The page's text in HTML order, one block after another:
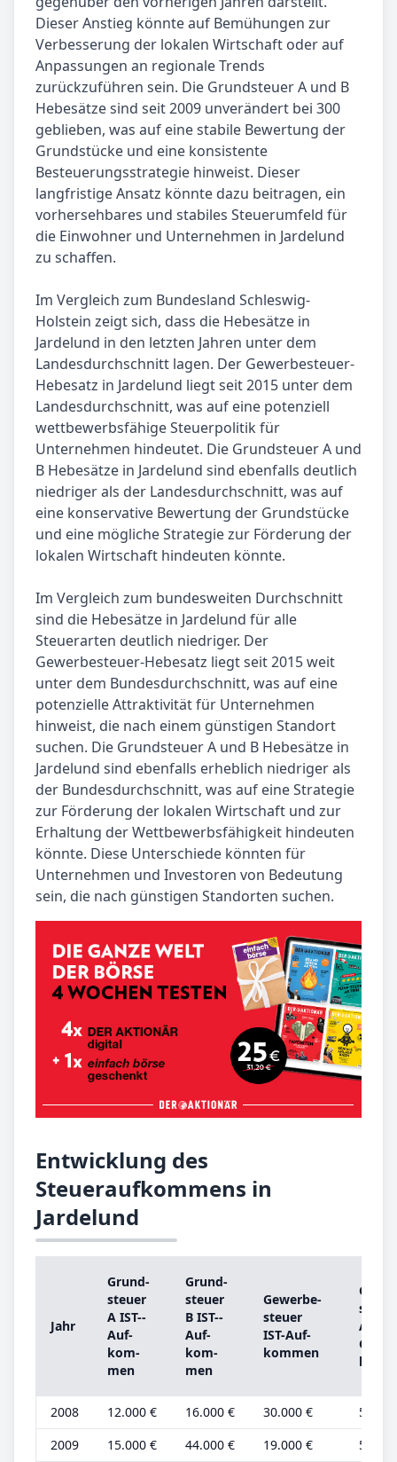
Dieser Anstieg könnte auf Bemühungen zur
Verbesserung der lokalen Wirtschaft oder auf
Anpassungen an regionale Trends
zurückzuführen sein. Die Grundsteuer A und B
Hebesätze sind seit 2009 unverändert bei 300
geblieben, was auf eine stabile Bewertung der
Grundstücke und eine konsistente
Besteuerungsstrategie hinweist. Dieser
langfristige Ansatz könnte dazu beitragen, ein
vorhersehbares und stabiles Steuerumfeld für
die Einwohner und Unternehmen in Jardelund
zu schaffen.
Im Vergleich zum Bundesland Schleswig-
Holstein zeigt sich, dass die Hebesätze in
Jardelund in den letzten Jahren unter dem
Landesdurchschnitt lagen. Der Gewerbesteuer-
Hebesatz in Jardelund liegt seit 2015 unter dem
Landesdurchschnitt, was auf eine potenziell
wettbewerbsfähige Steuerpolitik für
Unternehmen hindeutet. Die Grundsteuer A und
B Hebesätze in Jardelund sind ebenfalls deutlich
niedriger als der Landesdurchschnitt, was auf
eine konservative Bewertung der Grundstücke
und eine mögliche Strategie zur Förderung der
lokalen Wirtschaft hindeuten könnte.
Im Vergleich zum bundesweiten Durchschnitt
sind die Hebesätze in Jardelund für alle
Steuerarten deutlich niedriger. Der
Gewerbesteuer-Hebesatz liegt seit 2015 weit
unter dem Bundesdurchschnitt, was auf eine
potenzielle Attraktivität für Unternehmen
hinweist, die nach einem günstigen Standort
suchen. Die Grundsteuer A und B Hebesätze in
Jardelund sind ebenfalls erheblich niedriger als
der Bundesdurchschnitt, was auf eine Strategie
zur Förderung der lokalen Wirtschaft und zur
Erhaltung der Wettbewerbsfähigkeit hindeuten
könnte. Diese Unterschiede könnten für
Unternehmen und Investoren von Bedeutung
sein, die nach günstigen Standorten suchen.
Entwicklung des
Steueraufkommens in
Jardelund
Jahr
Grund­
steu­er
A IST-­
Auf­
kom­
men
Grund­
steu­er
B IST-­
Auf­
kom­
men
Ge­wer­be­
steu­er
IST-­Auf­
kom­men
steu­er
A
2008 12.000 € 16.000 € 30.000 €
5.000
2009
15.000 € 44.000 € 19.000 €
5.000